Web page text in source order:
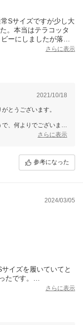
Sサイズですが少し大
。本当はテラコッタ
ーにしましたが落ち
雰囲気を変えられる
なんてことはなく本
が、ジャケットを羽
さらに表示
2021/10/18
とうございます。
、何よりでございま
さらに表示
参考になった
2024/03/05
イズを履いていてと
たです。
が隠れるくらいでウ
られ身体が綺麗に見
。
さらに表示